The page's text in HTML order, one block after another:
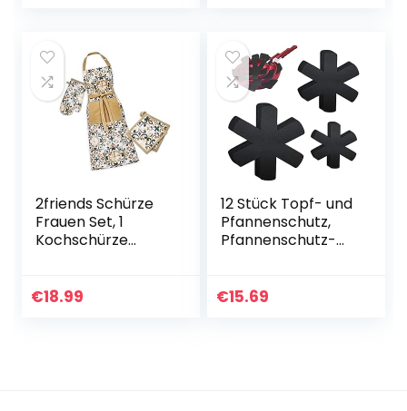
2friends Schürze
Frauen Set, 1
Kochschürze
Topflappen,
€18.99
12 Stück Topf- und
Pfannenschutz,
Pfannenschutz-
Topfschutz,
€15.69